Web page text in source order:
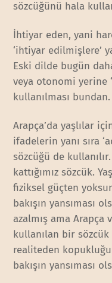
sözcüğünü hala
İhtiyar eden, yani
‘ihtiyar edilmişlere’
Eski dilde bugün
veya otonomi yerine
kullanılması bundan.
Arapça’da yaşlılar
ifadelerin yanı sıra
sözcüğü de
kattığımız sözcük.
fiziksel güçten
bakışın yansıması
azalmış ama Arapça
kullanılan bir sözcük
realiteden
bakışın yansıması